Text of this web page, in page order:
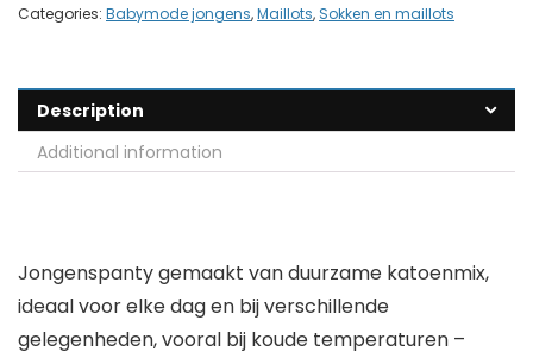
Categories: Babymode jongens,Maillots, Sokken en maillots
Description
Additional information
Jongenspanty gemaakt van duurzame katoenmix,
ideaal voor elke dag en bij verschillende
gelegenheden, vooral bij koude temperaturen –